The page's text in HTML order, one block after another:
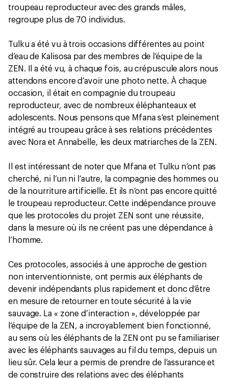
troupeau reproducteur avec des grands mâles,
regroupe plus de 70 individus.
Tulku a été vu à trois occasions différentes au point
d’eau de Kalisosa par des membres de l’équipe de la
ZEN. Il a été vu, à chaque fois, au crépuscule alors nous
attendons encore d’avoir une photo nette. À chaque
occasion, il était en compagnie du troupeau
reproducteur, avec de nombreux éléphanteaux et
adolescents. Nous pensons que Mfana s’est pleinement
intégré au troupeau grâce à ses relations précédentes
avec Nora et Annabelle, les deux matriarches de la ZEN.
Il est intéressant de noter que Mfana et Tulku n’ont pas
cherché, ni l’un ni l’autre, la compagnie des hommes ou
de la nourriture artificielle. Et ils n’ont pas encore quitté
le troupeau reproducteur. Cette indépendance prouve
que les protocoles du projet ZEN sont une réussite,
dans la mesure où ils ne créent pas une dépendance à
l’homme.
Ces protocoles, associés à une approche de gestion
non interventionniste, ont permis aux éléphants de
devenir indépendants plus rapidement et donc d’être
en mesure de retourner en toute sécurité à la vie
sauvage. La « zone d’interaction », développée par
l’équipe de la ZEN, a incroyablement bien fonctionné,
au sens où les éléphants de la ZEN ont pu se familiariser
avec les éléphants sauvages au fil du temps, depuis un
lieu sûr. Cela leur a permis de prendre de l’assurance et
de construire des relations avec des éléphants